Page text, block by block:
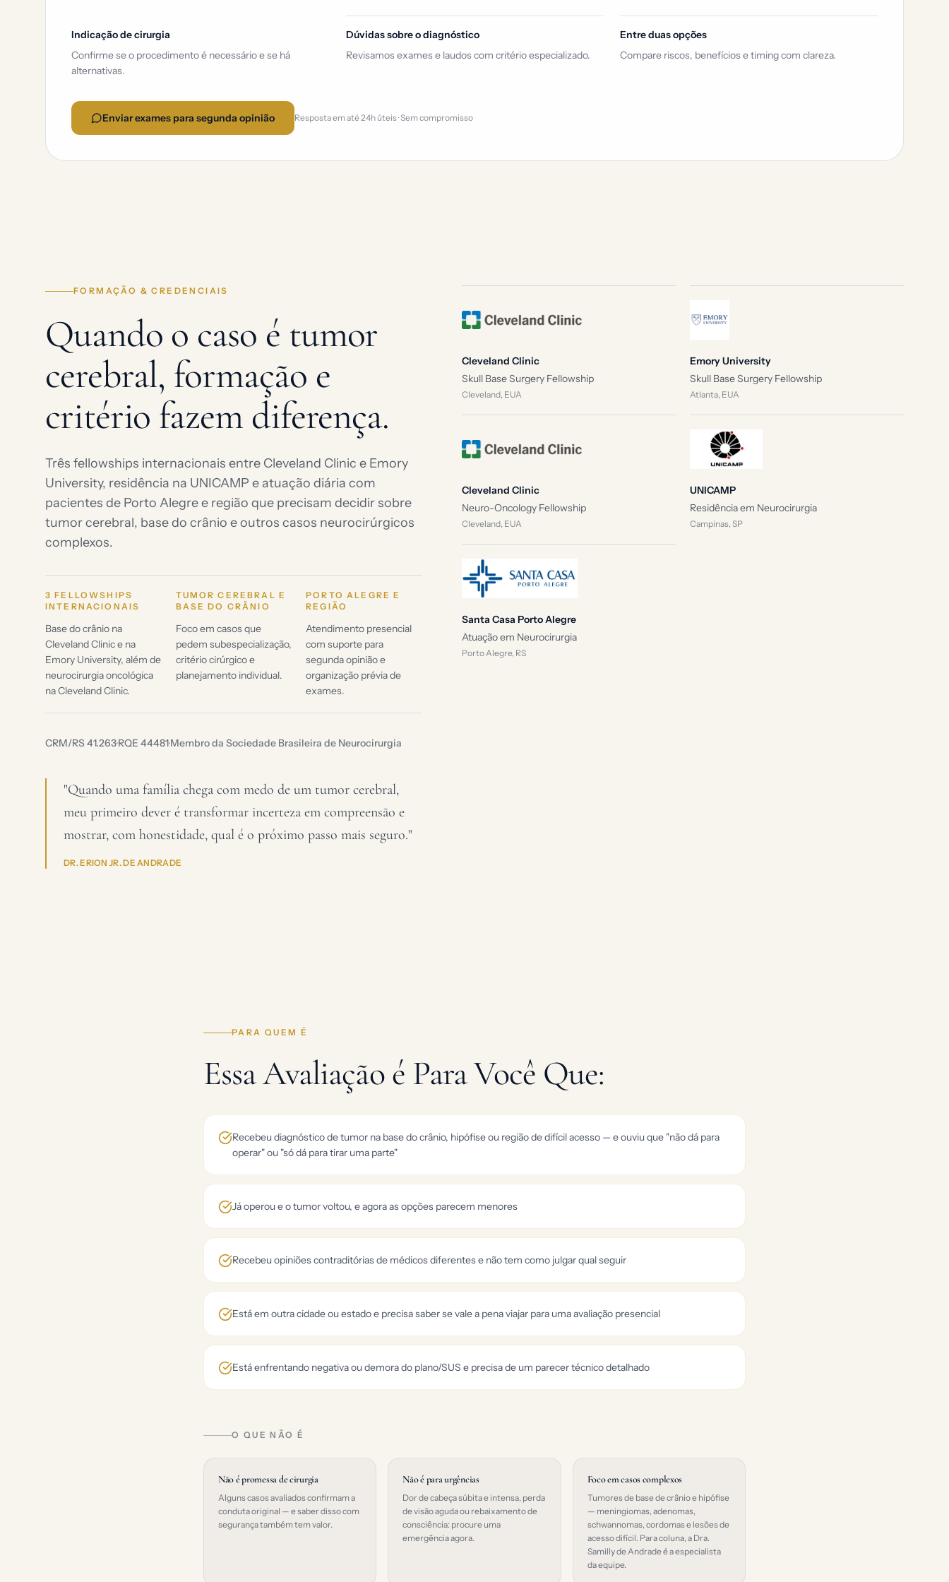
Indicação de cirurgia
Confirme se o procedimento é necessário e se há
alternativas.
Dúvidas sobre o diagnóstico
Revisamos exames e laudos com critério especializado.
Entre duas opções
Compare riscos, benefícios e timing com clareza.
Enviar exames para segunda opinião Resposta em até 24h úteis · Sem compromisso
FORMAÇÃO & CREDENCIAIS
Quando o caso é tumor
cerebral, formação e
critério fazem diferença.
Três fellowships internacionais entre Cleveland Clinic e Emory
University, residência na UNICAMP e atuação diária com
pacientes de Porto Alegre e região que precisam decidir sobre
tumor cerebral, base do crânio e outros casos neurocirúrgicos
complexos.
3 FELLOWSHIPS
INTERNACIONAIS
Base do crânio na
Cleveland Clinic e na
Emory University, além de
neurocirurgia oncológica
na Cleveland Clinic.
TUMOR CEREBRAL E
BASE DO CRÂNIO
Foco em casos que
pedem subespecialização,
critério cirúrgico e
planejamento individual.
PORTO ALEGRE E
REGIÃO
Atendimento presencial
com suporte para
segunda opinião e
organização prévia de
exames.
CRM/RS 41.263·RQE 44481·Membro da Sociedade Brasileira de Neurocirurgia
"Quando uma família chega com medo de um tumor cerebral,
meu primeiro dever é transformar incerteza em compreensão e
mostrar, com honestidade, qual é o próximo passo mais seguro."
DR. ERION JR. DE ANDRADE
Cleveland Clinic
Skull Base Surgery Fellowship
Cleveland, EUA
Emory University
Skull Base Surgery Fellowship
Atlanta, EUA
Cleveland Clinic
Neuro-Oncology Fellowship
Cleveland, EUA
UNICAMP
Residência em Neurocirurgia
Campinas, SP
Santa Casa Porto Alegre
Atuação em Neurocirurgia
Porto Alegre, RS
PARA QUEM É
Essa Avaliação é Para Você Que:
Recebeu diagnóstico de tumor na base do crânio, hipófise ou região de difícil acesso — e ouviu que "não dá para
operar" ou "só dá para tirar uma parte"
Já operou e o tumor voltou, e agora as opções parecem menores
Recebeu opiniões contraditórias de médicos diferentes e não tem como julgar qual seguir
Está em outra cidade ou estado e precisa saber se vale a pena viajar para uma avaliação presencial
Está enfrentando negativa ou demora do plano/SUS e precisa de um parecer técnico detalhado
O QUE NÃO É
Não é promessa de cirurgia
Alguns casos avaliados confirmam a
conduta original — e saber disso com
segurança também tem valor.
Não é para urgências
Dor de cabeça súbita e intensa, perda
de visão aguda ou rebaixamento de
consciência: procure uma
emergência agora.
Foco em casos complexos
Tumores de base de crânio e hipófise
— meningiomas, adenomas,
schwannomas, cordomas e lesões de
acesso difícil. Para coluna, a Dra.
Samilly de Andrade é a especialista
da equipe.